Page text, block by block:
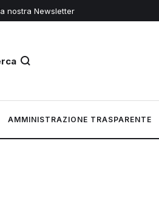
nostra Newsletter
AMMINISTRAZIONE TRASPARENTE